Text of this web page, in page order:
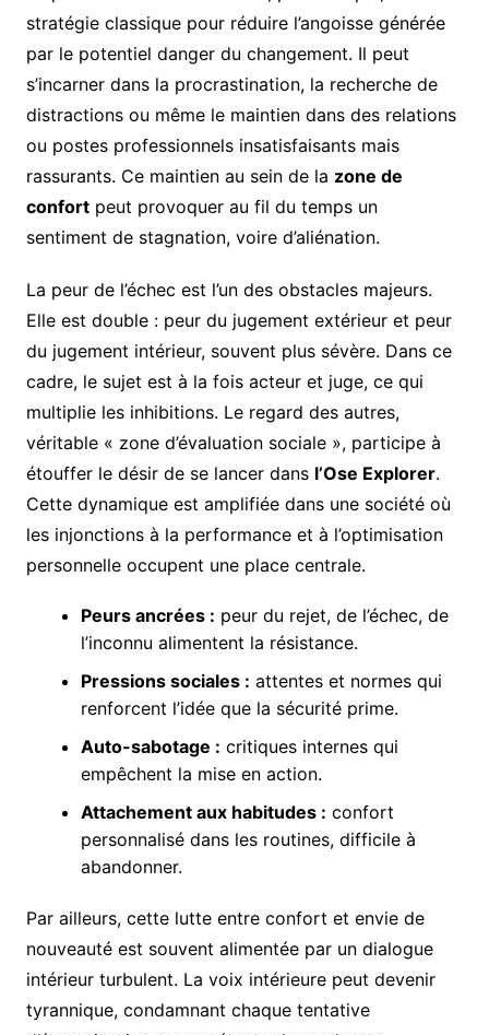
stratégie classique pour réduire l’angoisse générée
par le potentiel danger du changement. Il peut
s’incarner dans la procrastination, la recherche de
distractions ou même le maintien dans des relations
ou postes professionnels insatisfaisants mais
rassurants. Ce maintien au sein de la zone de
confortpeut provoquer au fil du temps un
sentiment de stagnation, voire d’aliénation.
La peur de l’échec est l’un des obstacles majeurs.
Elle est double : peur du jugement extérieur et peur
du jugement intérieur, souvent plus sévère. Dans ce
cadre, le sujet est à la fois acteur et juge, ce qui
multiplie les inhibitions. Le regard des autres,
véritable « zone d’évaluation sociale », participe à
étouffer le désir de se lancer dans l’Ose Explorer.
Cette dynamique est amplifiée dans une société où
les injonctions à la performance et à l’optimisation
personnelle occupent une place centrale.
Peurs ancrées : peur du rejet, de l’échec, de
l’inconnu alimentent la résistance.
Pressions sociales : attentes et normes qui
renforcent l’idée que la sécurité prime.
Auto-sabotage : critiques internes qui
empêchent la mise en action.
Attachement aux habitudes : confort
personnalisé dans les routines, difficile à
abandonner.
Par ailleurs, cette lutte entre confort et envie de
nouveauté est souvent alimentée par un dialogue
intérieur turbulent. La voix intérieure peut devenir
tyrannique, condamnant chaque tentative